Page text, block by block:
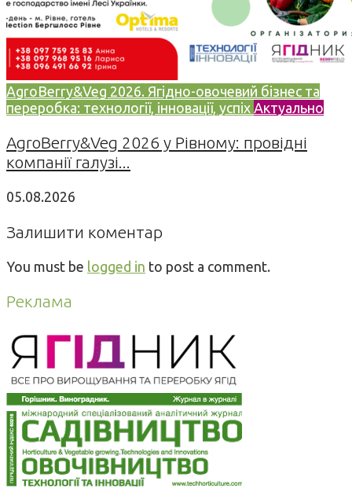
AgroBerry&Veg 2026. Ягідно-овочевий бізнес та
переробка: технології, інновації, успіх Актуально
AgroBerry&Veg 2026 у Рівному: провідні
компанії галузі...
05.08.2026
Залишити коментар
You must be logged in to post a comment.
Реклама